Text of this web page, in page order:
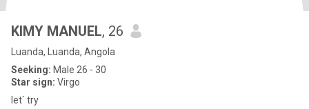
KIMY MANUEL, 26
Luanda, Luanda, Angola
Seeking: Male 26 - 30
Star sign: Virgo
let` try